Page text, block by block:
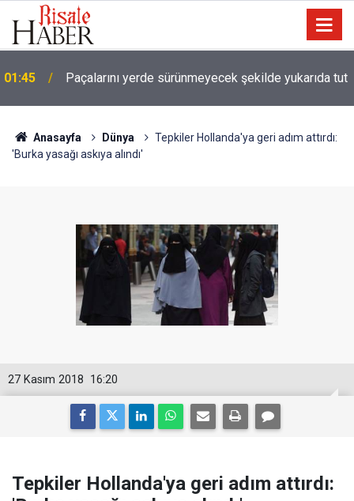
01:45 Paçalarını yerde sürünmeyecek şekilde yukarıda tut
Anasayfa Dünya
Tepkiler Hollanda'ya geri adım attırdı:
'Burka yasağı askıya alındı'
16:20
27 Kasım 2018
Tepkiler Hollanda'ya geri adım attırdı: